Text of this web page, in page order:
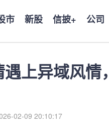
市 新股 信披+ 公司
上异域风
02-09 20:10:17